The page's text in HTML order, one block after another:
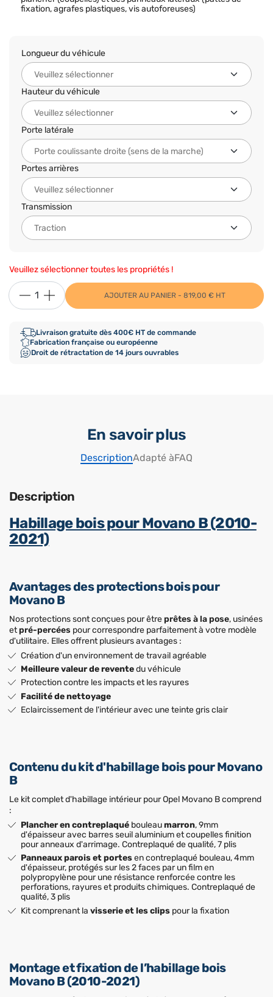
fixation, agrafes plastiques, vis autoforeuses)
Longueur du véhicule
Hauteur du véhicule
Porte latérale
Portes arrières
Transmission
Veuillez sélectionner toutes les propriétés !
AJOUTER AU PANIER - 819,00 € HT
Livraison gratuite dès 400€ HT de commande
Fabrication française ou européenne
Droit de rétractation de 14 jours ouvrables
En savoir plus
DescriptionAdapté àFAQ
Description
Habillage bois pour Movano B (2010-
2021)
Avantages des protections bois pour
Movano B
Nos protections sont conçues pour êtreprêtes à la pose, usinées
etpré-percées pour correspondre parfaitement à votre modèle
d'utilitaire. Elles offrent plusieurs avantages :
Création d'un environnement de travail agréable
Meilleure valeur de reventedu véhicule
Protection contre les impacts et les rayures
Facilité de nettoyage
Eclaircissement de l'intérieur avec une teinte gris clair
Contenu du kit d'habillage bois pour Movano
B
Le kit complet d'habillage intérieur pour Opel Movano B comprend
:
Plancher en contreplaqué bouleaumarron, 9mm
d'épaisseur avec barres seuil aluminium et coupelles finition
pour anneaux d'arrimage. Contreplaqué de qualité, 7 plis
Panneaux parois et portesen contreplaqué bouleau, 4mm
d'épaisseur, protégés sur les 2 faces par un film en
polypropylène pour une résistance renforcée contre les
perforations, rayures et produits chimiques. Contreplaqué de
qualité, 3 plis
Kit comprenant lavisserie et les clips pour la fixation
Montage et fixation de l’habillage bois
Movano B (2010-2021)